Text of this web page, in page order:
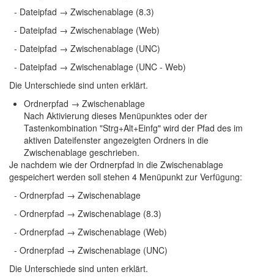
- Dateipfad → Zwischenablage (8.3)
- Dateipfad → Zwischenablage (Web)
- Dateipfad → Zwischenablage (UNC)
- Dateipfad → Zwischenablage (UNC - Web)
Die Unterschiede sind unten erklärt.
Ordnerpfad → Zwischenablage
Nach Aktivierung dieses Menüpunktes oder der
Tastenkombination "Strg+Alt+Einfg" wird der Pfad des im
aktiven Dateifenster angezeigten Ordners in die
Zwischenablage geschrieben.
Je nachdem wie der Ordnerpfad in die Zwischenablage
gespeichert werden soll stehen 4 Menüpunkt zur Verfügung:
- Ordnerpfad → Zwischenablage
- Ordnerpfad → Zwischenablage (8.3)
- Ordnerpfad → Zwischenablage (Web)
- Ordnerpfad → Zwischenablage (UNC)
Die Unterschiede sind unten erklärt.